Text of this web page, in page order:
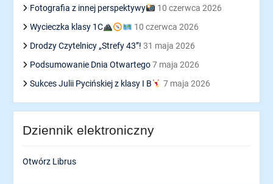
Fotografia z innej perspektywy
10 czerwca 2026
Wycieczka klasy 1C
10 czerwca 2026
Drodzy Czytelnicy „Strefy 43”! 31 maja 2026
Podsumowanie Dnia Otwartego 7 maja 2026
Sukces Julii Pycińskiej z klasy I B
7 maja 2026
Dziennik elektroniczny
Otwórz Librus